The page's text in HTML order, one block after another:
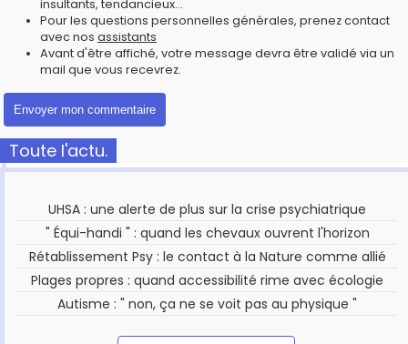
insultants, tendancieux...
Pour les questions personnelles générales, prenez contact
avec nos assistants
Avant d'être affiché, votre message devra être validé via un
mail que vous recevrez.
Toute l'actu.
UHSA : une alerte de plus sur la crise psychiatrique
" Équi-handi " : quand les chevaux ouvrent l'horizon
Rétablissement Psy : le contact à la Nature comme allié
Plages propres : quand accessibilité rime avec écologie
Autisme : " non, ça ne se voit pas au physique "